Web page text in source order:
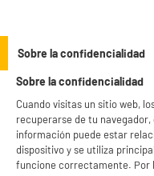
Sobre la confidencialidad
Sobre la confidencialidad
Cuando visitas un sitio web,
recuperarse de tu
información puede estar
dispositivo y se utiliza
funcione correctamente. Por